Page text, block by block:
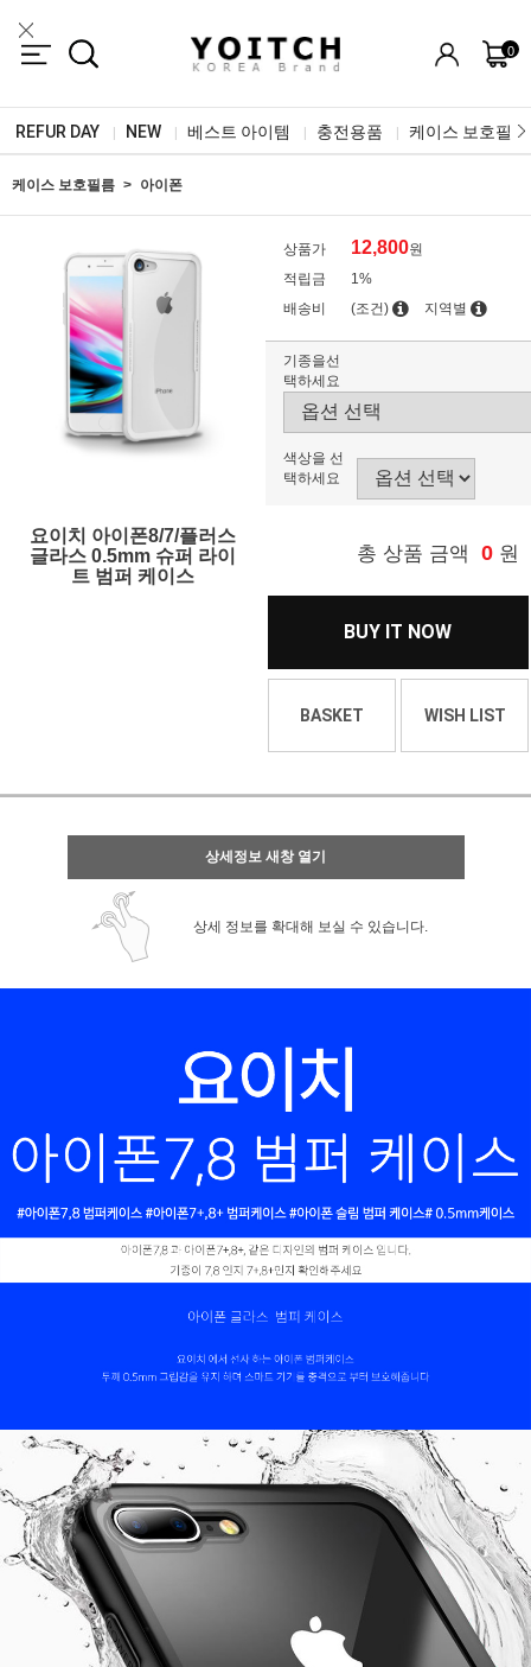
0
REFUR DAY NEW 베스트 아이템 충전용품 케이스 보호필름
케이스 보호필름 아이폰
요이치 아이폰8/7/플러스
글라스 0.5mm 슈퍼 라이
트 범퍼 케이스
상품가 12,800원
적립금
1%
배송비
(조건) 지역별
기종을선
택하세요
색상을 선
택하세요
총 상품 금액 0 원
BUY IT NOW
BASKET WISH LIST
상세정보 새창 열기
상세 정보를 확대해 보실 수 있습니다.